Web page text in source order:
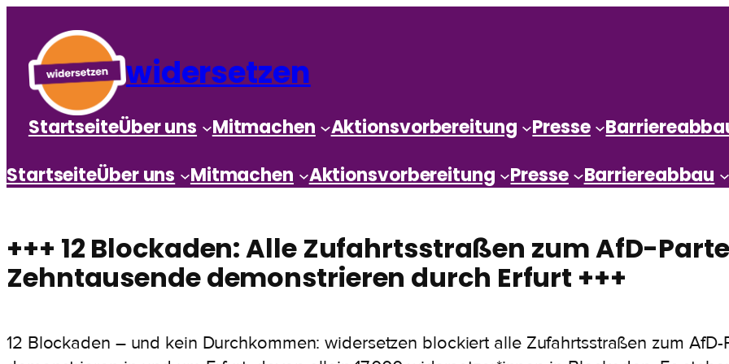
widersetzen
StartseiteÜber uns Mitmachen Aktionsvorbereitung Presse
StartseiteÜber uns Mitmachen Aktionsvorbereitung Presse Barriereabbau
+++ 12 Blockaden: Alle Zufahrtsstraßen zum AfD-
Zehntausende demonstrieren durch Erfurt +++
12 Blockaden – und kein Durchkommen: widersetzen blockiert alle Zufahrtsstraßen zum